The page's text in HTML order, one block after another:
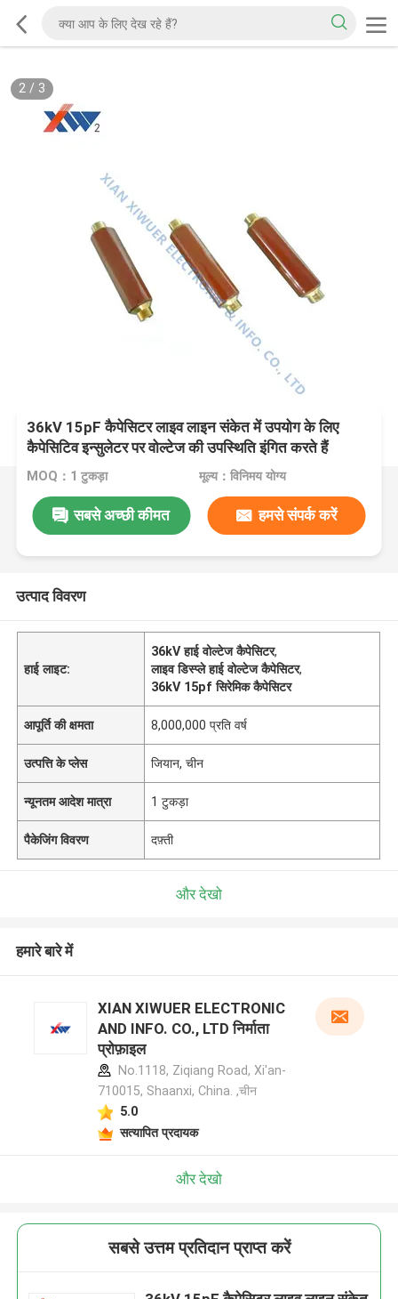
2/ 3
36kV 15pF कैपेसिटर लाइव लाइन संकेत में उपयोग के लिए
कैपेसिटिव इन्सुलेटर पर वोल्टेज की उपस्थिति इंगित करते हैं
MOQ：1 टुकड़ा मूल्य：विनिमय योग्य
सबसे अच्छी कीमत हमसे संपर्क करें
उत्पाद विवरण
हाई लाइट:
36kV हाई वोल्टेज कैपेसिटर,
लाइव डिस्प्ले हाई वोल्टेज कैपेसिटर,
36kV 15pf सिरेमिक कैपेसिटर
आपूर्ति की क्षमता 8,000,000 प्रति वर्ष
उत्पत्ति के प्लेस जियान, चीन
न्यूनतम आदेश मात्रा 1 टुकड़ा
पैकेजिंग विवरण दफ़्ती
और देखो
हमारे बारे में
XIAN XIWUER ELECTRONIC
AND INFO. CO., LTD निर्माता
प्रोफ़ाइल
No.1118, Ziqiang Road, Xi'an-
710015, Shaanxi, China. ,चीन
5.0
सत्यापित प्रदायक
और देखो
सबसे उत्तम प्रतिदान प्राप्त करें